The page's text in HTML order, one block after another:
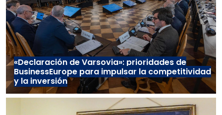
«Declaración de Varsovia»: prioridades de
BusinessEurope para impulsar la competitividad
y la inversión